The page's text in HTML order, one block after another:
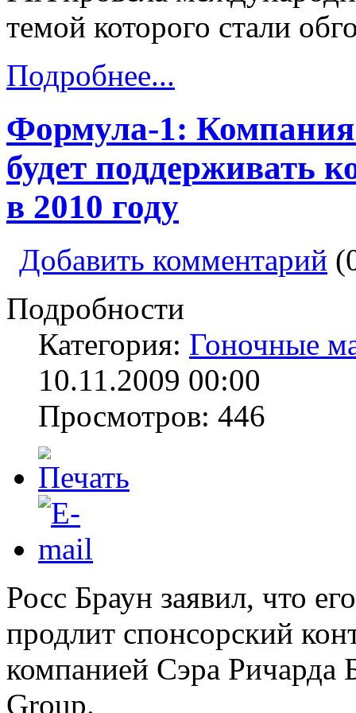
темой которого стали
Подробнее...
Формула-1:
будет поддерживать
в 2010 году
Добавить комментарий
Подробности
Категория: Гоночные
10.11.2009 00:00
Просмотров: 446
Росс Браун заявил, что
продлит спонсорский
компанией Сэра Ричарда
Group.